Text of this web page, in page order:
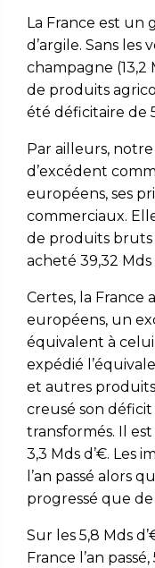
La France est un
d’argile. Sans les
champagne (13,2
de produits
été déficitaire de
Par ailleurs,
d’excédent
européens, ses
commerciaux.
de produits bruts
acheté 39,32 Mds
Certes, la France
européens, un
équivalent à celui
expédié
et autres
creusé son
transformés. Il est
3,3 Mds d’€. Les
l’an passé alors
progressé que de
Sur les 5,8 Mds
France l’an